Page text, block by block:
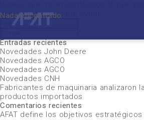
Nada encontrado
que una búsqueda te ayude.
Buscar
por:
Buscar
Entradas recientes
Novedades John Deere
Novedades AGCO
Novedades AGCO
Novedades CNH
Fabricantes de maquinaria analizaron
productos importados
Comentarios recientes
AFAT define los objetivos